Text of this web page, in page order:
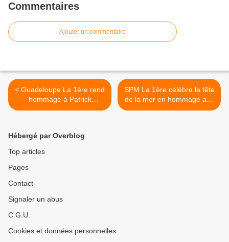
Commentaires
Ajouter un commentaire
< Guadeloupe La 1ère rend
hommage à Patrick
SOLVET !
SPM La 1ère célèbre la fête
de la mer en hommage aux
navigateurs ! >
Hébergé par Overblog
Top articles
Pages
Contact
Signaler un abus
C.G.U.
Cookies et données personnelles